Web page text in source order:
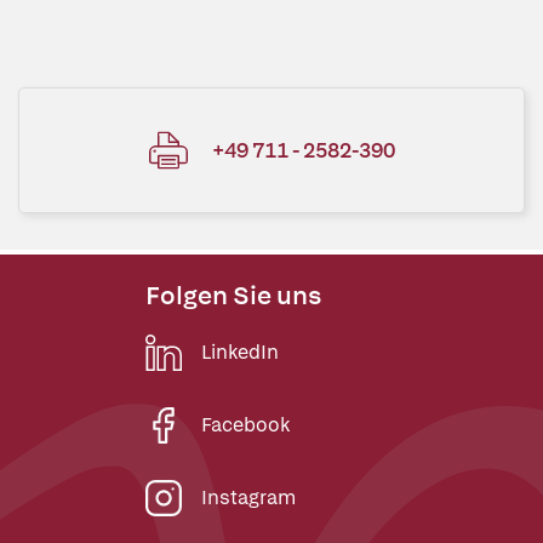
+49 711 - 2582-390
Folgen Sie uns
LinkedIn
Facebook
Instagram